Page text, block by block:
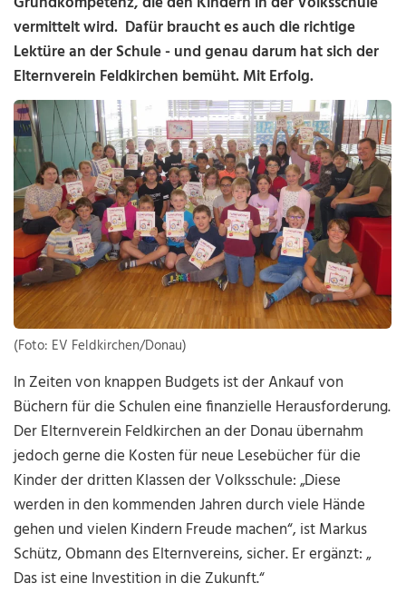
vermittelt wird. Dafür braucht es auch die richtige
Lektüre an der Schule - und genau darum hat sich der
Elternverein Feldkirchen bemüht. Mit Erfolg.
(Foto: EV Feldkirchen/Donau)
In Zeiten von knappen Budgets ist der Ankauf von
Büchern für die Schulen eine finanzielle Herausforderung.
Der Elternverein Feldkirchen an der Donau übernahm
jedoch gerne die Kosten für neue Lesebücher für die
Kinder der dritten Klassen der Volksschule: „Diese
werden in den kommenden Jahren durch viele Hände
gehen und vielen Kindern Freude machen“, ist Markus
Schütz, Obmann des Elternvereins, sicher. Er ergänzt: „
Das ist eine Investition in die Zukunft.“